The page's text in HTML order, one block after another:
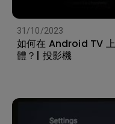
31/10/2023
如何在 Android TV
體？| 投影機